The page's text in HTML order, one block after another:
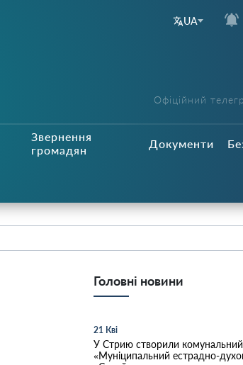
UA
Офіційний
Звернення
громадян
Документи
Головні новини
21 Кві
У Стрию створили комунальний
«Муніципальний естрадно-